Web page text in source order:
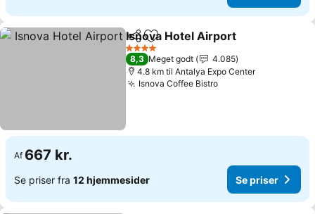
Del Føj til favoritter
Isnova Hotel Airport
4 Stjerner
8,3 Meget godt
4.085
4.8 km til Antalya Expo Center
Isnova Coffee Bistro
Af 667 kr.
Se priser fra 12 hjemmesider Se priser